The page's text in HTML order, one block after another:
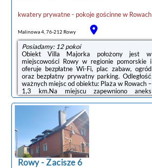
kwatery prywatne - pokoje gościnnew Rowach
Malinowa 4, 76-212 Rowy
Posiadamy: 12 pokoi
Obiekt Villa Majorka położony jest w
miejscowości Rowy w regionie pomorskie i
oferuje bezpłatne Wi-Fi, plac zabaw, ogród
oraz bezpłatny prywatny parking. Odległość
ważnych miejsc od obiektu: Plaża w Rowach –
1,3 km.Na miejscu zapewniono aneks
kuchenny z pełnym wyposażeniem, w tym
lodówką i czajnikiem, a także telewizor z
płaskim ekranem oraz prywatną łazienkę z
prysznicem. Niektóre opcje zakwaterowania
mają taras lub balkon z widokiem na miasto
lub widokiem na ogród.Na terenie obiektu
Villa Majorka znajduje się sprzęt do
grillowania.Odległość ważnych miejsc od
obiektu: ...
Rowy-Zacisze 6